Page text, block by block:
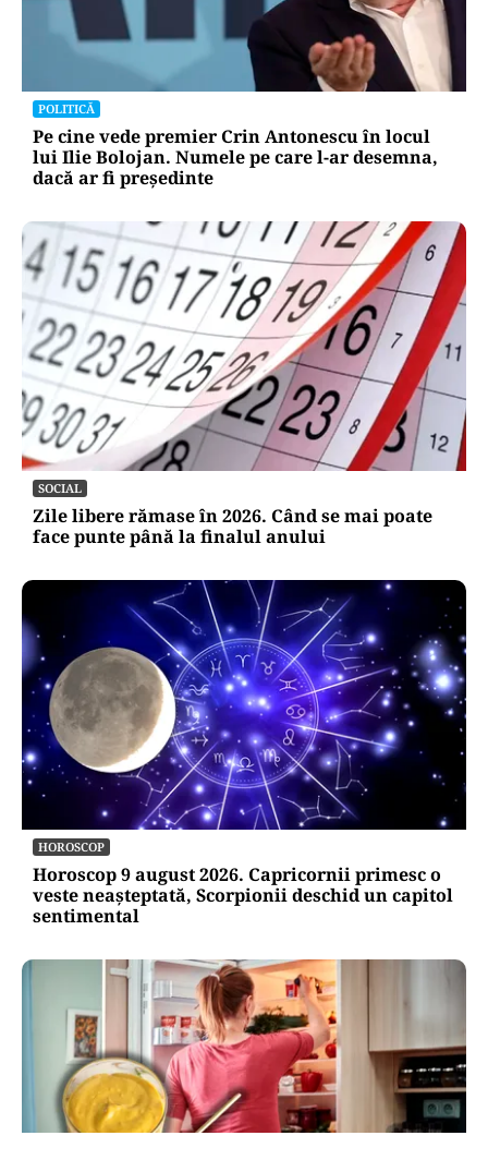
POLITICĂ
Pe cine vede premier Crin Antonescu în locul
lui Ilie Bolojan. Numele pe care l-ar desemna,
dacă ar fi președinte
SOCIAL
Zile libere rămase în 2026. Când se mai poate
face punte până la finalul anului
HOROSCOP
Horoscop 9 august 2026. Capricornii primesc o
veste neașteptată, Scorpionii deschid un capitol
sentimental